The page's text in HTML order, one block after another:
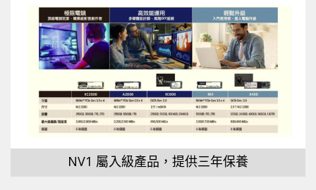
NV1 屬入級產品，提供三年保養